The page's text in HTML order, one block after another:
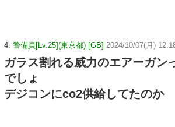
4: 警備員[Lv.25](東京都) [GB] 2024/10/07(月)
ガラス割れる威力のエアーガン
でしょ
デジコンにco2供給してたのか